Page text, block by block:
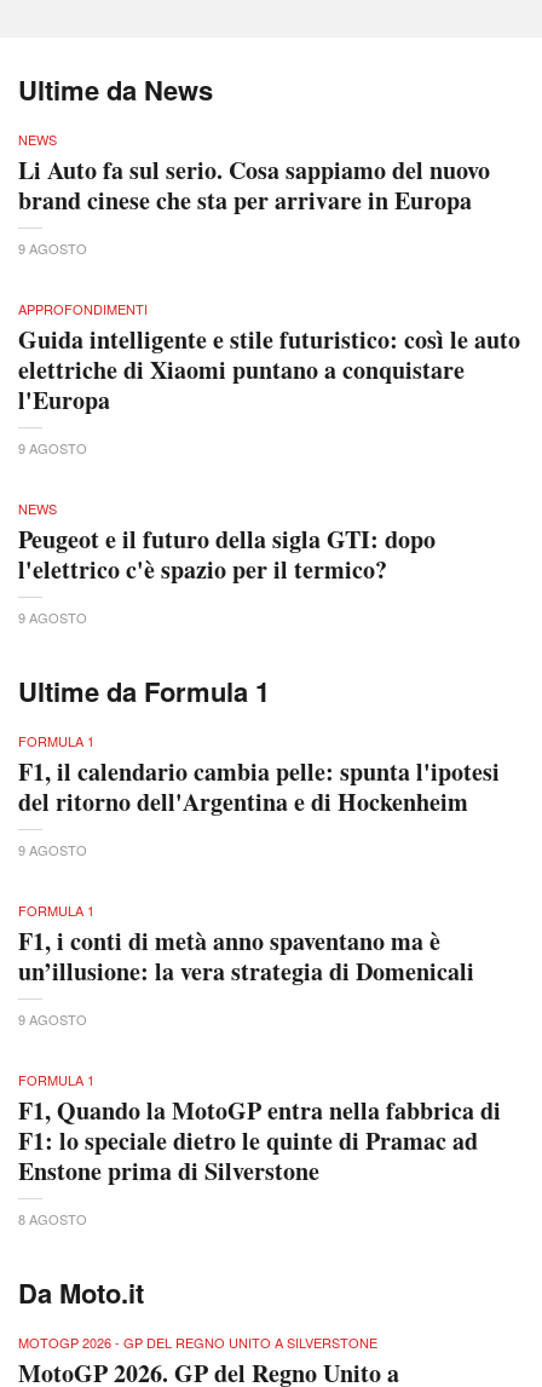
Ultime da News
NEWS
Li Auto fa sul serio. Cosa sappiamo del nuovo
brand cinese che sta per arrivare in Europa
9 AGOSTO
APPROFONDIMENTI
Guida intelligente e stile futuristico: così le auto
elettriche di Xiaomi puntano a conquistare
l'Europa
9 AGOSTO
NEWS
Peugeot e il futuro della sigla GTI: dopo
l'elettrico c'è spazio per il termico?
9 AGOSTO
Ultime da Formula 1
FORMULA 1
F1, il calendario cambia pelle: spunta l'ipotesi
del ritorno dell'Argentina e di Hockenheim
9 AGOSTO
FORMULA 1
F1, i conti di metà anno spaventano ma è
un’illusione: la vera strategia di Domenicali
9 AGOSTO
FORMULA 1
F1, Quando la MotoGP entra nella fabbrica di
F1: lo speciale dietro le quinte di Pramac ad
Enstone prima di Silverstone
8 AGOSTO
Da Moto.it
MOTOGP 2026 - GP DEL REGNO UNITO A SILVERSTONE
MotoGP 2026. GP del Regno Unito a